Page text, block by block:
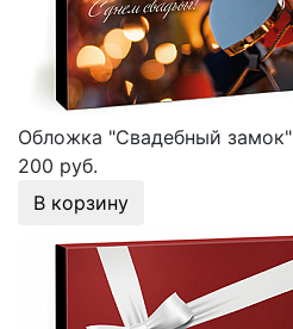
Обложка "Свадебный замок"
200 руб.
В корзину